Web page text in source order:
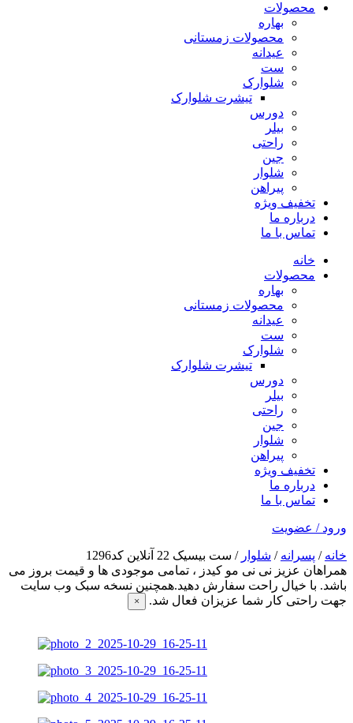
محصولات
بهاره
محصولات زمستانی
عیدانه
ست
شلوارک
تیشرت شلوارک
دورس
بیلر
راحتی
جین
شلوار
پیراهن
تخفیف ویژه
درباره ما
تماس با ما
خانه
محصولات
بهاره
محصولات زمستانی
عیدانه
ست
شلوارک
تیشرت شلوارک
دورس
بیلر
راحتی
جین
شلوار
پیراهن
تخفیف ویژه
درباره ما
تماس با ما
ورود / عضویت
خانه / پسرانه / شلوار / ست بیسیک 22 آنلاین کد1296
همراهان عزیز نی نی مو کیدز ، تمامی موجودی ها و قیمت بروز می
باشد. با خیال راحت سفارش دهید.همچنین نسخه سبک وب سایت
جهت راحتی کار شما عزیزان فعال شد.
×